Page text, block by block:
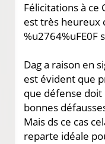
Félicitations à
est très heureux
%u2764%uFE0F
Dag a raison en
est évident que
que défense
bonnes
Mais ds ce cas
reparte idéale